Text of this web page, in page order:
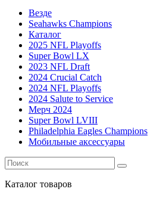
Везде
Seahawks Champions
Каталог
2025 NFL Playoffs
Super Bowl LX
2023 NFL Draft
2024 Crucial Catch
2024 NFL Playoffs
2024 Salute to Service
Мерч 2024
Super Bowl LVIII
Philadelphia Eagles Champions
Мобильные аксессуары
Каталог товаров